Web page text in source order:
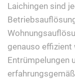
Laichingen sind
genauso effizient
Entrümpelungen